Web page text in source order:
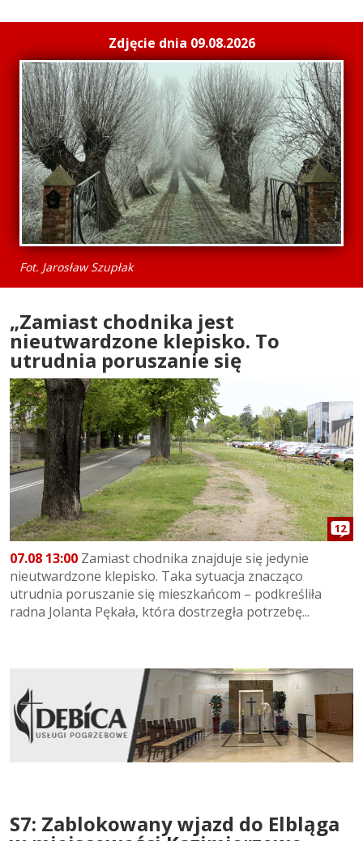
Zdjęcie dnia 09.08.2026
Fot. Jarosław Szupłak
„Zamiast chodnika jest
nieutwardzone klepisko. To
utrudnia poruszanie się
12
07.08 13:00 Zamiast chodnika znajduje się jedynie
nieutwardzone klepisko. Taka sytuacja znacząco
utrudnia poruszanie się mieszkańcom – podkreśliła
radna Jolanta Pękała, która dostrzegła potrzebę...
S7: Zablokowany wjazd do Elbląga